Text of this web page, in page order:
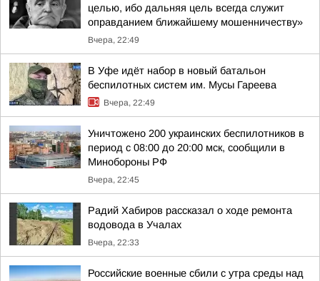
целью, ибо дальняя цель всегда служит
оправданием ближайшему мошенничеству»
Вчера, 22:49
В Уфе идёт набор в новый батальон
беспилотных систем им. Мусы Гареева
Вчера, 22:49
Уничтожено 200 украинских беспилотников в
период с 08:00 до 20:00 мск, сообщили в
Минобороны РФ
Вчера, 22:45
Радий Хабиров рассказал о ходе ремонта
водовода в Учалах
Вчера, 22:33
Российские военные сбили с утра среды над